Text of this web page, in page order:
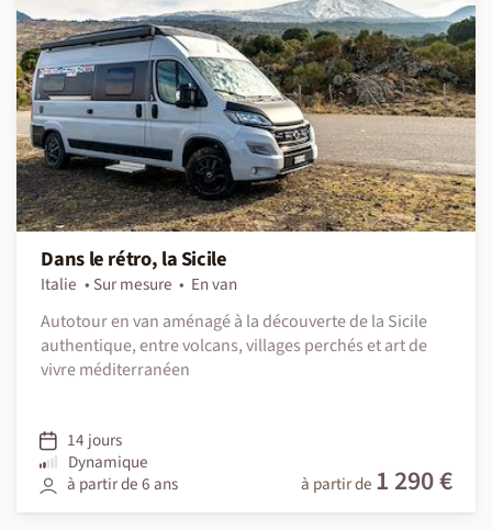
Dans le rétro, la Sicile
Italie Sur mesure
En van
Autotour en van aménagé à la découverte de la Sicile
authentique, entre volcans, villages perchés et art de
vivre méditerranéen
14 jours
Dynamique
à partir de 6 ans
à partir de 1 290 €